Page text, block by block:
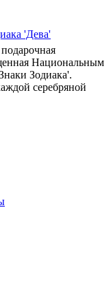
'Дева'
Национальным
Зодиака'.
серебряной